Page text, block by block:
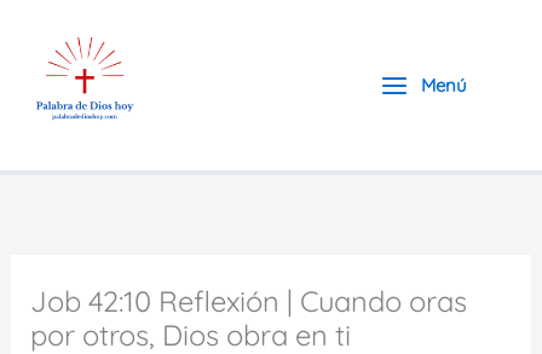
contenido
Menú
Job 42:10 Reflexión | Cuando oras
por otros, Dios obra en ti